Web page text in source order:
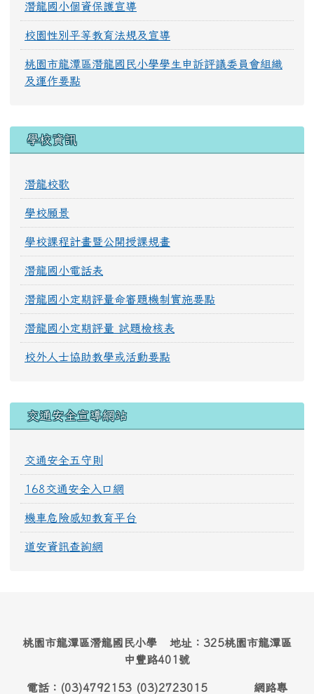
潛龍國小個資保護宣導
校園性別平等教育法規及宣導
桃園市龍潭區潛龍國民小學學生申訴評議委員會組織
及運作要點
學校資訊
潛龍校歌
學校願景
學校課程計畫暨公開授課規畫
潛龍國小電話表
潛龍國小定期評量命審題機制實施要點
潛龍國小定期評量 試題檢核表
校外人士協助教學或活動要點
交通安全宣導網站
交通安全五守則
168交通安全入口網
機車危險感知教育平台
道安資訊查詢網
桃園市龍潭區潛龍國民小學 地址：325桃園市龍潭區
中豐路401號
電話：(03)4792153 (03)2723015 網路專